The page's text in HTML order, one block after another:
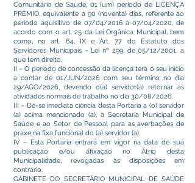
Comunitário de Saúde, 01 (um) período de LICENÇA
PRÊMIO, equivalente a 90 (noventa) dias, referente ao
período aquisitivo de 07/04/2016 a 07/04/2020, de
acordo com o art. 25 da Lei Orgânica Municipal, bem
como, no art. 64, IX e Art. 77 do Estatuto dos
Servidores Municipais – Lei nº 299, de 05/12/2001, a
que tem direito.
II – O período de concessão da licença terá o seu início
a contar de 01/JUN/2026 com seu término no dia
29/AGO/2026, devendo o(a) servidor(a) retornar as
atividades normais de trabalho no dia 30/08/2026.
III – Dê-se imediata ciência desta Portaria a (o) servidor
(a) acima mencionado (a), à Secretaria Municipal de
Saúde e ao Setor de Pessoal para as averbações de
praxe na fixa funcional do (a) servidor (a).
IV – Esta Portaria entrará em vigor na data de sua
publicação e/ou afixação no Átrio desta
Municipalidade, revogadas às disposições em
contrário.
GABINETE DO SECRETÁRIO MUNICIPAL DE SAÚDE